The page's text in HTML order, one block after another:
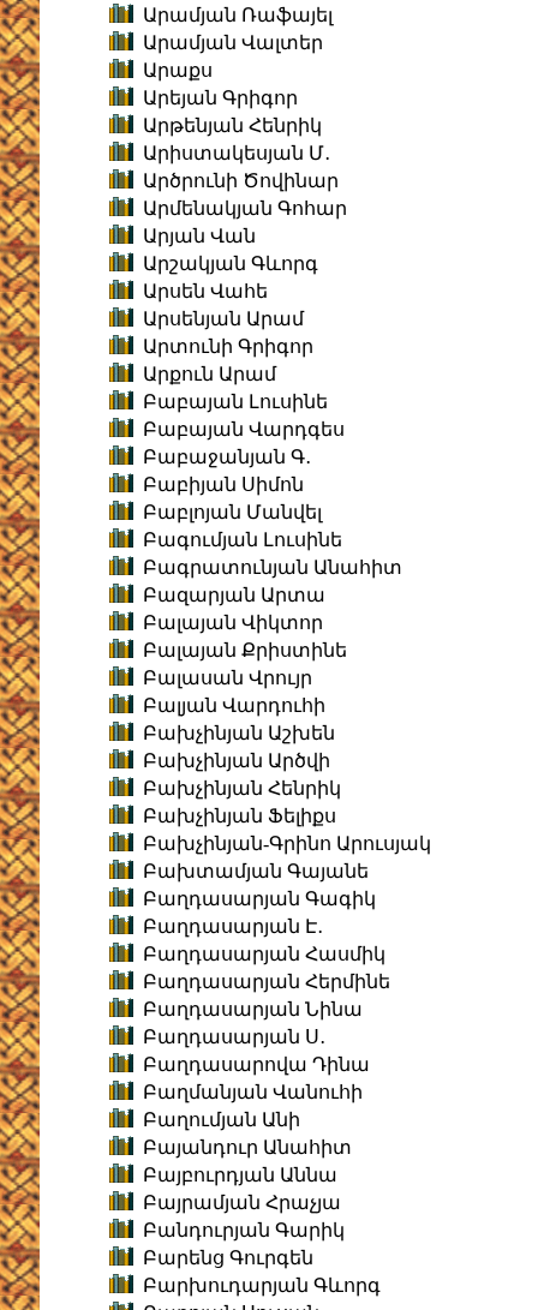
Արամյան Ռաֆայել
Արամյան Վալտեր
Արաքս
Արեյան Գրիգոր
Արթենյան Հենրիկ
Արիստակեսյան Մ․
Արծրունի Ծովինար
Արմենակյան Գոհար
Արյան Վան
Արշակյան Գևորգ
Արսեն Վահե
Արսենյան Արամ
Արտունի Գրիգոր
Արքուն Արամ
Բաբայան Լուսինե
Բաբայան Վարդգես
Բաբաջանյան Գ․
Բաբիյան Սիմոն
Բաբլոյան Մանվել
Բագումյան Լուսինե
Բագրատունյան Անահիտ
Բազարյան Արտա
Բալայան Վիկտոր
Բալայան Քրիստինե
Բալասան Վրույր
Բալյան Վարդուհի
Բախչինյան Աշխեն
Բախչինյան Արծվի
Բախչինյան Հենրիկ
Բախչինյան Ֆելիքս
Բախչինյան-Գրինո Արուսյակ
Բախտամյան Գայանե
Բաղդասարյան Գագիկ
Բաղդասարյան Է․
Բաղդասարյան Հասմիկ
Բաղդասարյան Հերմինե
Բաղդասարյան Նինա
Բաղդասարյան Ս․
Բաղդասարովա Դինա
Բաղմանյան Վանուհի
Բաղումյան Անի
Բայանդուր Անահիտ
Բայբուրդյան Աննա
Բայրամյան Հրաչյա
Բանդուրյան Գարիկ
Բարենց Գուրգեն
Բարխուդարյան Գևորգ